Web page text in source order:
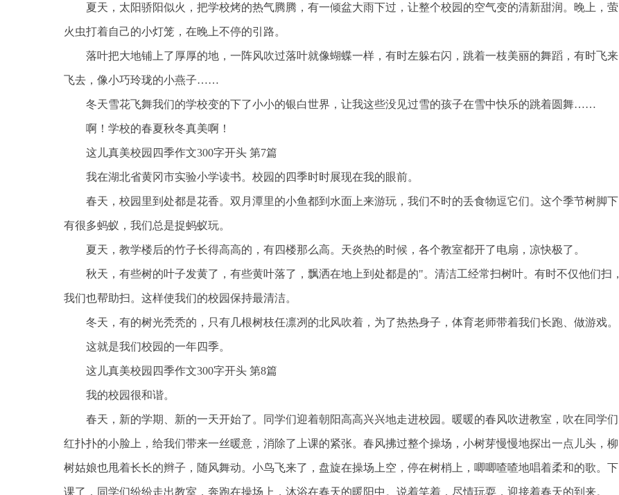
夏天，太阳骄阳似火，把学校烤的热气腾腾，有一倾盆大雨下过，让整个校园的空气变的清新甜润。晚上，萤
火虫打着自己的小灯笼，在晚上不停的引路。
落叶把大地铺上了厚厚的地，一阵风吹过落叶就像蝴蝶一样，有时左躲右闪，跳着一枝美丽的舞蹈，有时飞来
飞去，像小巧玲珑的小燕子……
冬天雪花飞舞我们的学校变的下了小小的银白世界，让我这些没见过雪的孩子在雪中快乐的跳着圆舞……
啊！学校的春夏秋冬真美啊！
这儿真美校园四季作文300字开头 第7篇
我在湖北省黄冈市实验小学读书。校园的四季时时展现在我的眼前。
春天，校园里到处都是花香。双月潭里的小鱼都到水面上来游玩，我们不时的丢食物逗它们。这个季节树脚下
有很多蚂蚁，我们总是捉蚂蚁玩。
夏天，教学楼后的竹子长得高高的，有四楼那么高。天炎热的时候，各个教室都开了电扇，凉快极了。
秋天，有些树的叶子发黄了，有些黄叶落了，飘洒在地上到处都是的"。清洁工经常扫树叶。有时不仅他们扫，
我们也帮助扫。这样使我们的校园保持最清洁。
冬天，有的树光秃秃的，只有几根树枝任凛冽的北风吹着，为了热热身子，体育老师带着我们长跑、做游戏。
这就是我们校园的一年四季。
这儿真美校园四季作文300字开头 第8篇
我的校园很和谐。
春天，新的学期、新的一天开始了。同学们迎着朝阳高高兴兴地走进校园。暖暖的春风吹进教室，吹在同学们
红扑扑的小脸上，给我们带来一丝暖意，消除了上课的紧张。春风拂过整个操场，小树芽慢慢地探出一点儿头，柳
树姑娘也甩着长长的辫子，随风舞动。小鸟飞来了，盘旋在操场上空，停在树梢上，唧唧喳喳地唱着柔和的歌。下
课了，同学们纷纷走出教室，奔跑在操场上，沐浴在春天的暖阳中。说着笑着，尽情玩耍，迎接着春天的到来。